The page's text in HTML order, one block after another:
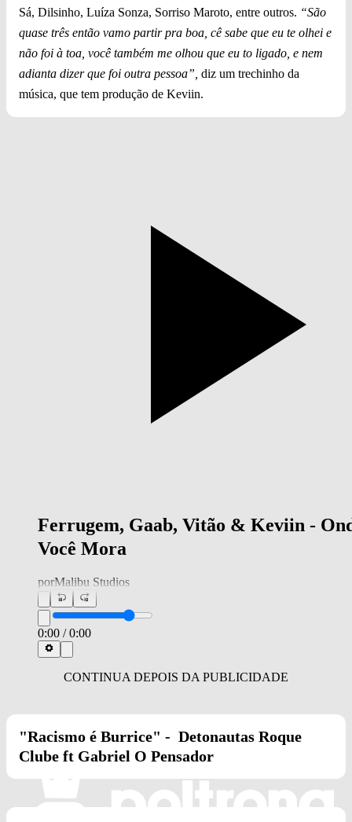
Sá, Dilsinho, Luíza Sonza, Sorriso Maroto, entre outros. “São
quase três então vamo partir pra boa, cê sabe que eu te olhei e
não foi à toa, você também me olhou que eu to ligado, e nem
adianta dizer que foi outra pessoa”, diz um trechinho da
música, que tem produção de Keviin.
Ferrugem, Gaab, Vitão & Keviin -
Você Mora
porMalibu Studios
0:00 /0:00
"Racismo é Burrice" - Detonautas Roque
Clube ft Gabriel O Pensador